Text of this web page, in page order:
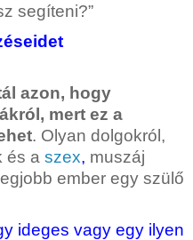
segíteni?”
azon, hogy
mert ez a
. Olyan dolgokról,
és a szex, muszáj
ember egy szülő
ideges vagy egy ilyen